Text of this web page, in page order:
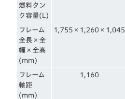
燃料タン
ク容量(L)
フレーム
全長×全
幅×全高
(mm)
1,755×1,260×1,045
フレーム
軸距
(mm)
1,160